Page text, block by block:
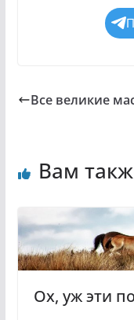
Все великие
Вам
Ох, уж эти